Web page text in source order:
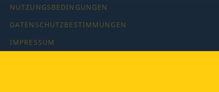
NUTZUNGSBEDINGUNGEN
DATENSCHUTZBESTIMMUNGEN
IMPRESSUM